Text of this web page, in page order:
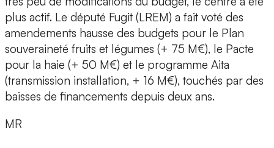
plus actif. Le député Fugit (LREM) a fait voté des
amendements hausse des budgets pour le Plan
souveraineté fruits et légumes (+ 75 M€), le Pacte
pour la haie (+ 50 M€) et le programme Aita
(transmission installation, + 16 M€), touchés par des
baisses de financements depuis deux ans.
MR